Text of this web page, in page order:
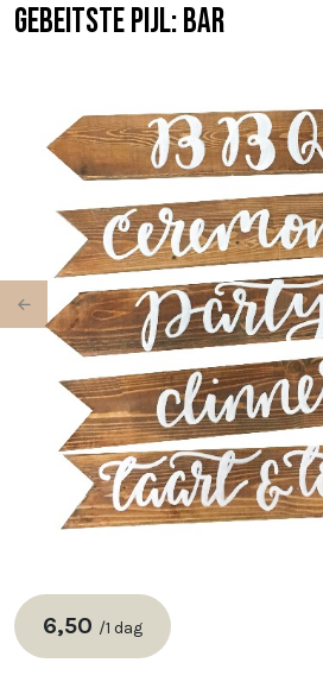
Gebeitste pijl: Bar
6,50 /1 dag
Previous